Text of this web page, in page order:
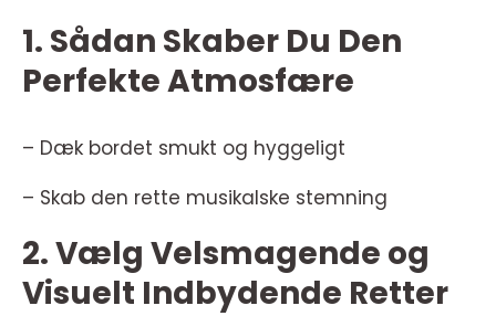
1. Sådan Skaber Du Den
Perfekte Atmosfære
– Dæk bordet smukt og hyggeligt
– Skab den rette musikalske stemning
2. Vælg Velsmagende og
Visuelt Indbydende Retter